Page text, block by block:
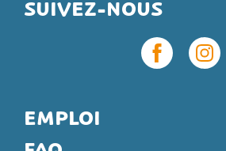
SUIVEZ-NOUS
EMPLOI